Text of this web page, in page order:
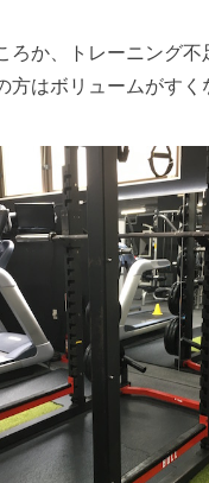
ろか、トレーニング
方はボリュームがすく